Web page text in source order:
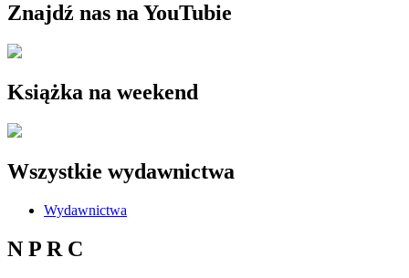
Znajdź nas na YouTubie
Książka na weekend
Wszystkie wydawnictwa
Wydawnictwa
N P R C